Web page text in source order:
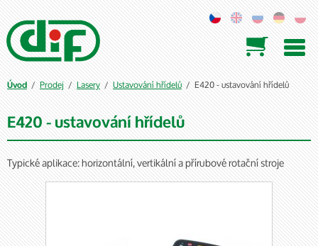

Úvod/Prodej/Lasery/Ustavování hřídelů/ E420 - ustavování hřídelů
E420 - ustavování hřídelů
Typické aplikace: horizontální, vertikální a přírubové rotační stroje